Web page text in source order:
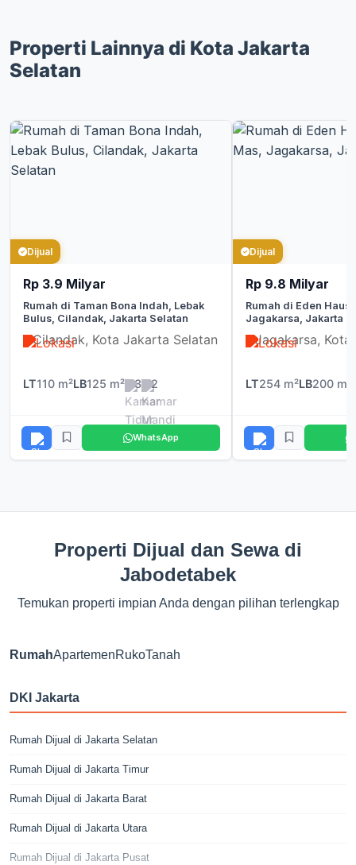
Properti Lainnya di Kota Jakarta
Selatan
Dijual
Rp 3.9 Milyar
Rumah di Taman Bona Indah, Lebak
Bulus, Cilandak, Jakarta Selatan
Cilandak, Kota Jakarta Selatan
LT110 m²LB125 m² 3 2
WhatsApp
Dijual
Rp 9.8 Milyar
Rumah di Eden
Jagakarsa, Jakarta
Jagakarsa,
LT254 m²LB200 m²
Properti Dijual dan Sewa di
Jabodetabek
Temukan properti impian Anda dengan pilihan terlengkap
RumahApartemenRukoTanah
DKI Jakarta
Rumah Dijual di Jakarta Selatan
Rumah Dijual di Jakarta Timur
Rumah Dijual di Jakarta Barat
Rumah Dijual di Jakarta Utara
Rumah Dijual di Jakarta Pusat